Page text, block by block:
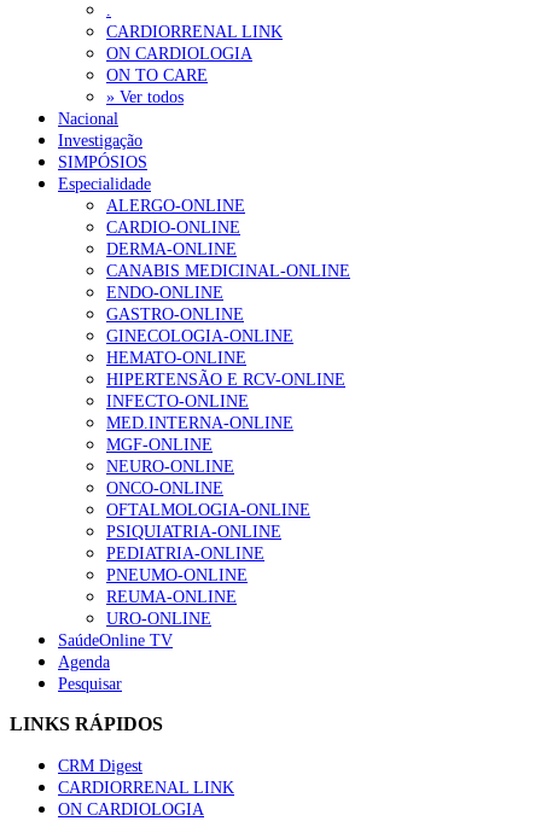
Portugal está a formar os médicos de que precisa?
2026
NOTÍCIAS MAIS LIDAS
Enfermagem Forense. “Da urgência ao tribunal, cada
gesto conta e cada profissional faz a diferença”
202 visualizações
Alguns milhares de utentes podem ficar sem médico de
família com nova regras do registo, alerta associação
155 visualizações
1.º Episódio do Podcast “Frequência Cardio – Sintoniza-
te na Insuficiência Cardíaca” da Bayer
99 visualizações
“Os programas de rastreio do cancro do pulmão são
custo-efetivos e representam um investimento
sustentável para os sistemas de saúde”
88 visualizações
apresentavam níveis elevados de Lp(a), revela estudo
.
CARDIORRENAL LINK
ON CARDIOLOGIA
ON TO CARE
» Ver todos
Nacional
Investigação
SIMPÓSIOS
Especialidade
ALERGO-ONLINE
CARDIO-ONLINE
DERMA-ONLINE
CANABIS MEDICINAL-ONLINE
ENDO-ONLINE
GASTRO-ONLINE
GINECOLOGIA-ONLINE
HEMATO-ONLINE
HIPERTENSÃO E RCV-ONLINE
INFECTO-ONLINE
MED.INTERNA-ONLINE
MGF-ONLINE
NEURO-ONLINE
ONCO-ONLINE
OFTALMOLOGIA-ONLINE
PSIQUIATRIA-ONLINE
PEDIATRIA-ONLINE
PNEUMO-ONLINE
REUMA-ONLINE
URO-ONLINE
SaúdeOnline TV
Agenda
Pesquisar
LINKS RÁPIDOS
CRM Digest
CARDIORRENAL LINK
ON CARDIOLOGIA